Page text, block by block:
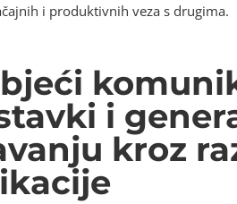
i produktivnih veza s drugima.
i
kroz